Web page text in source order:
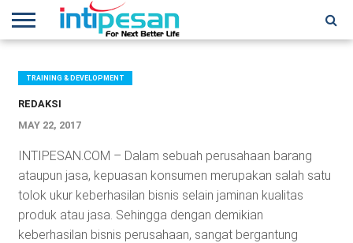
NEWS
CONFERENCES
TRAINING
IPSHOW
EVENT
IP
NETWORK
MORE
TRAINING & DEVELOPMENT
REDAKSI
MAY 22, 2017
INTIPESAN.COM – Dalam sebuah perusahaan barang
ataupun jasa, kepuasan konsumen merupakan salah satu
tolok ukur keberhasilan bisnis selain jaminan kualitas
produk atau jasa. Sehingga dengan demikian
keberhasilan bisnis perusahaan, sangat bergantung